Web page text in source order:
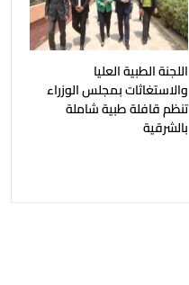
اللجنة الطبية العليا
والاستغاثات بمجلس الوزراء
تنظم قافلة طبية شاملة
بالشرقية